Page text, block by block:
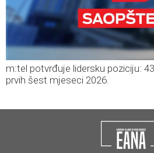
m:tel potvrđuje lidersku poziciju:
prvih šest mjeseci 2026.